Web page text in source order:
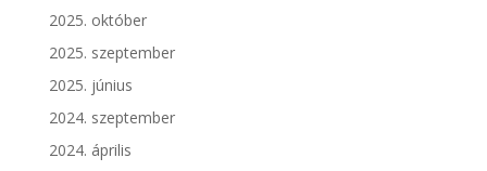
2025. október
2025. szeptember
2025. június
2024. szeptember
2024. április